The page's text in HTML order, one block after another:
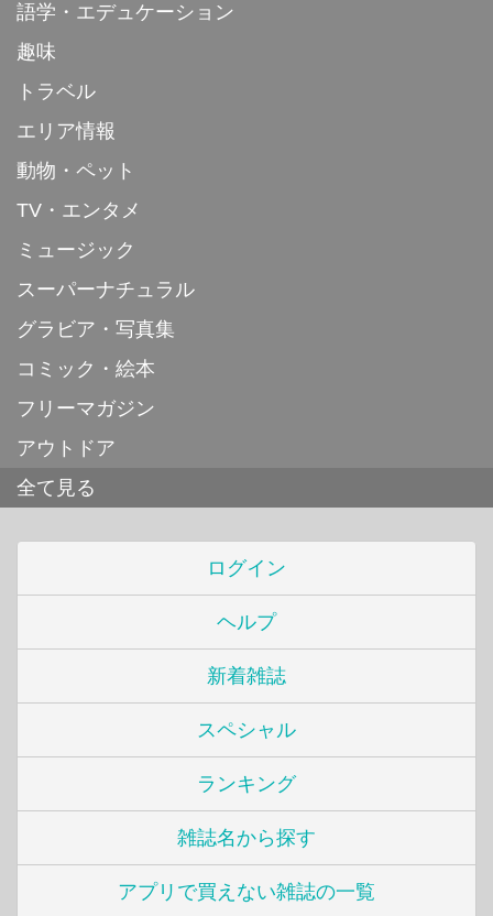
語学・エデュケーション
趣味
トラベル
エリア情報
動物・ペット
TV・エンタメ
ミュージック
スーパーナチュラル
グラビア・写真集
コミック・絵本
フリーマガジン
アウトドア
全て見る
ログイン
ヘルプ
新着雑誌
スペシャル
ランキング
雑誌名から探す
アプリで買えない雑誌の一覧